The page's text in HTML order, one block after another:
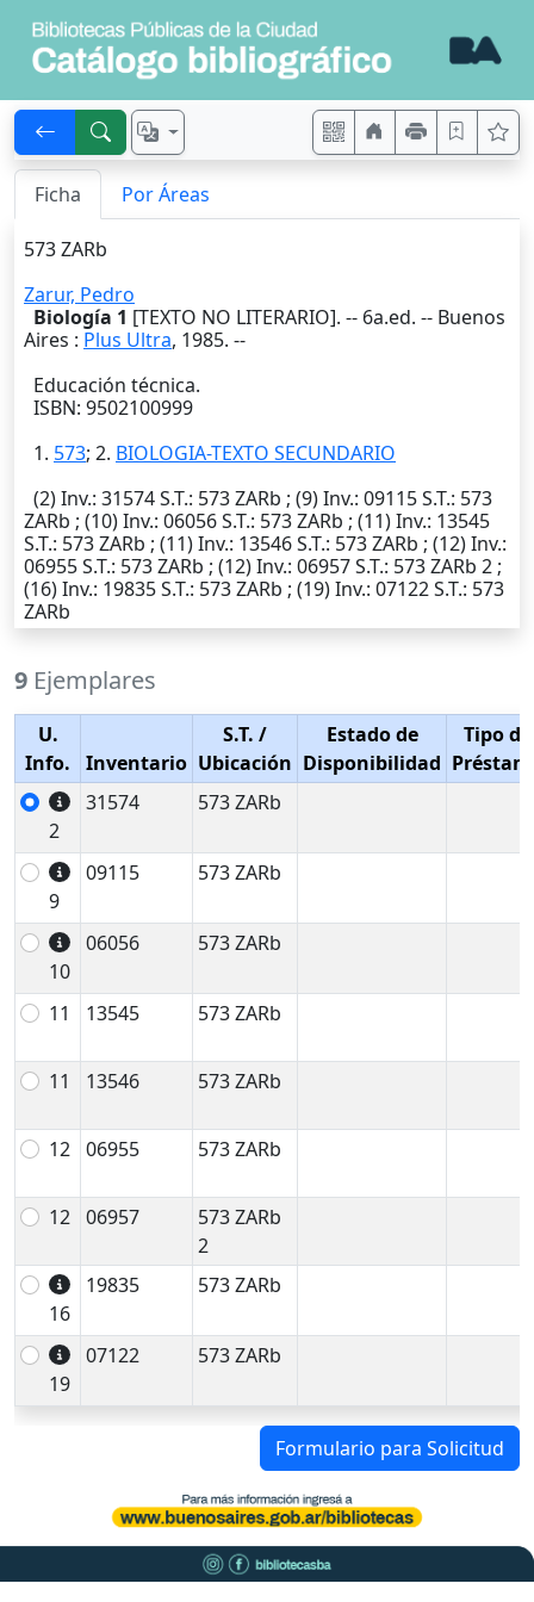
Ficha Por Áreas
573 ZARb
Zarur, Pedro
Biología 1 [TEXTO NO LITERARIO]. -- 6a.ed. -- Buenos
Aires : Plus Ultra, 1985. --
Educación técnica.
ISBN: 9502100999
1. 573; 2. BIOLOGIA-TEXTO SECUNDARIO
(2)Inv.: 31574S.T.: 573 ZARb ; (9)Inv.: 09115S.T.: 573
ZARb ; (10)Inv.: 06056S.T.: 573 ZARb ; (11)Inv.: 13545
S.T.: 573 ZARb ; (11)Inv.: 13546S.T.: 573 ZARb ; (12)Inv.:
06955S.T.: 573 ZARb ; (12)Inv.: 06957S.T.: 573 ZARb 2 ;
(16)Inv.: 19835S.T.: 573 ZARb ; (19)Inv.: 07122S.T.: 573
ZARb
9 Ejemplares
U.
Info.
Inventario
S.T. /
Ubicación
Estado de
Disponibilidad
Tipo de
2
31574 573 ZARb
9
09115 573 ZARb
10
06056 573 ZARb
11 13545 573 ZARb
11 13546 573 ZARb
12 06955 573 ZARb
12 06957
573 ZARb
2
16
19835 573 ZARb
19
07122 573 ZARb
Formulario para Solicitud